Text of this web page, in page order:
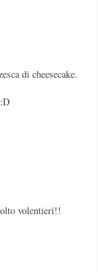
di cheesecake.
volentieri!!